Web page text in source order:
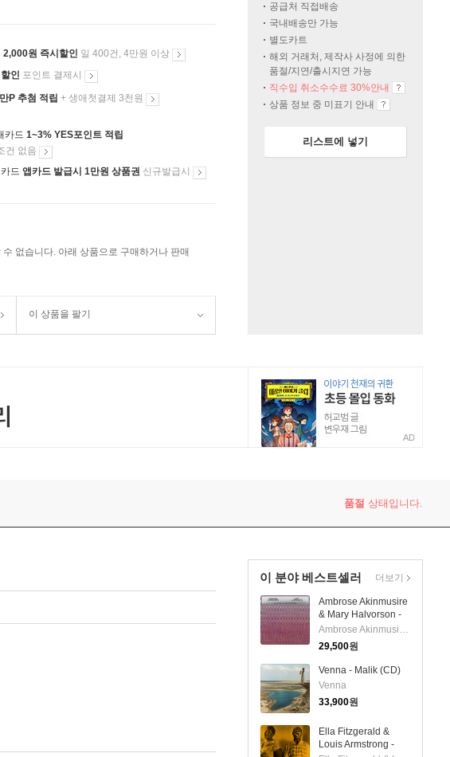
2,000원 즉시할인 일 400건, 4만원 이상
인 포인트 결제시
P 추첨 적립 + 생애첫결제 3천원
카드 1~3% YES포인트 적립
건 없음
드 앱카드 발급시 1만원 상품권 신규발급시
없습니다. 아래 상품으로 구매하거나 판매
이 상품을 팔기
공급처 직접배송
국내배송만 가능
별도카트
해외 거래처, 제작사 사정에 의한
품절/지연/출시지연 가능
직수입 취소수수료 30%안내
상품 정보 중 미표기 안내
리스트에 넣기
AD
품절 상태입니다.
이 분야 베스트셀러
Ambrose Akinmusire
& Mary Halvorson -
Slo-Mo Neon
Luminate Hoverings
(Digipack)(CD)
Ambrose Akinmusire & Mary Halvorson
29,500원
Venna - Malik (CD)
Venna
33,900원
Ella Fitzgerald &
Louis Armstrong -
더보기